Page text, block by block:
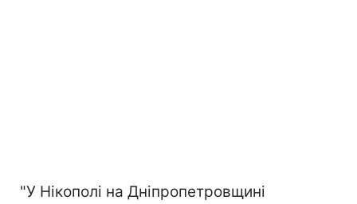
"У Нікополі на Дніпропетровщині